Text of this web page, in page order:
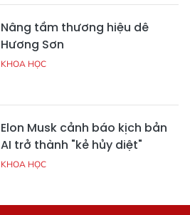
Nâng tầm thương hiệu dê
Hương Sơn
KHOA HỌC
Elon Musk cảnh báo kịch bản
AI trở thành "kẻ hủy diệt"
KHOA HỌC